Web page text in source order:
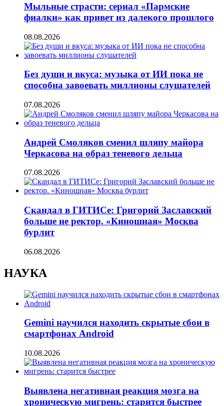
Мыльные страсти: сериал «Пармские
фиалки» как привет из далекого прошлого
08.08.2026
Без души и вкуса: музыка от ИИ пока не
способна завоевать миллионы слушателей
07.08.2026
Андрей Смоляков сменил шляпу майора
Черкасова на образ теневого дельца
07.08.2026
Скандал в ГИТИСе: Григорий Заславский
больше не ректор. «Киношная» Москва
бурлит
06.08.2026
НАУКА
Gemini научился находить скрытые сбои в
смартфонах Android
10.08.2026
Выявлена негативная реакция мозга на
хроническую мигрень: старится быстрее